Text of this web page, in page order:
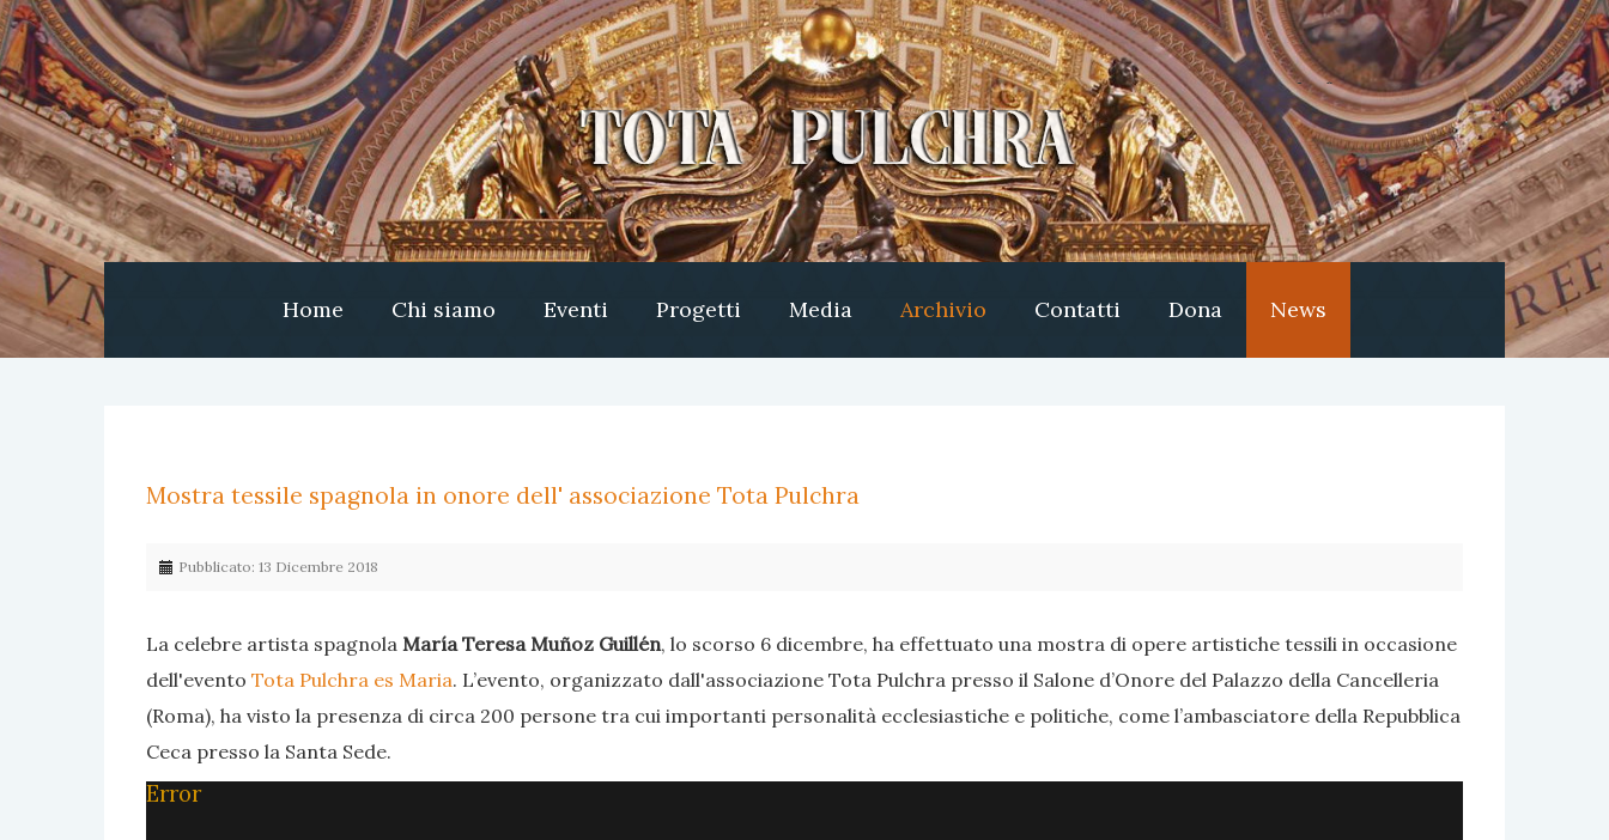
Home Chi siamo Eventi Progetti Media Archivio Contatti Dona News
Mostra tessile spagnola in onore dell' associazione Tota Pulchra
Pubblicato: 13 Dicembre 2018
La celebre artista spagnola María Teresa Muñoz Guillén, lo scorso 6 dicembre, ha effettuato una mostra di opere artistiche tessili in occasione
dell'evento Tota Pulchra es Maria. L’evento, organizzato dall'associazione Tota Pulchra presso il Salone d’Onore del Palazzo della Cancelleria
(Roma), ha visto la presenza di circa 200 persone tra cui importanti personalità ecclesiastiche e politiche, come l’ambasciatore della Repubblica
Ceca presso la Santa Sede.
Error